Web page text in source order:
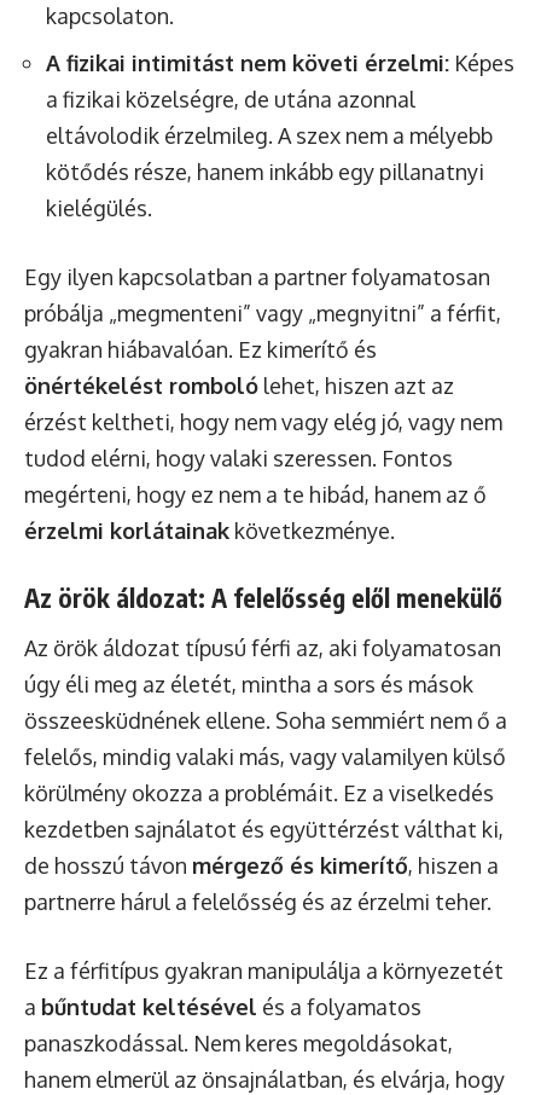
kapcsolaton.
A fizikai intimitást nem követi érzelmi: Képes
a fizikai közelségre, de utána azonnal
eltávolodik érzelmileg. A szex nem a mélyebb
kötődés része, hanem inkább egy pillanatnyi
kielégülés.
Egy ilyen kapcsolatban a partner folyamatosan
próbálja „megmenteni” vagy „megnyitni” a férfit,
gyakran hiábavalóan. Ez kimerítő és
önértékelést romboló lehet, hiszen azt az
érzést keltheti, hogy nem vagy elég jó, vagy nem
tudod elérni, hogy valaki szeressen. Fontos
megérteni, hogy ez nem a te hibád, hanem az ő
érzelmi korlátainak következménye.
Az örök áldozat: A felelősség elől menekülő
Az örök áldozat típusú férfi az, aki folyamatosan
úgy éli meg az életét, mintha a sors és mások
összeesküdnének ellene. Soha semmiért nem ő a
felelős, mindig valaki más, vagy valamilyen külső
körülmény okozza a problémáit. Ez a viselkedés
kezdetben sajnálatot és együttérzést válthat ki,
de hosszú távon mérgező és kimerítő, hiszen a
partnerre hárul a felelősség és az érzelmi teher.
Ez a férfitípus gyakran manipulálja a környezetét
a bűntudat keltésével és a folyamatos
panaszkodással. Nem keres megoldásokat,
hanem elmerül az önsajnálatban, és elvárja, hogy